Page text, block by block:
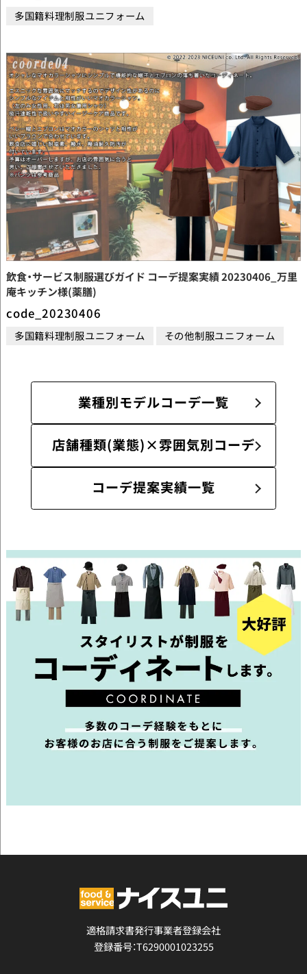
多国籍料理制服ユニフォーム
飲食・サービス制服選びガイド コーデ提案実績 20230406_万里
庵キッチン様(薬膳)
code_20230406
多国籍料理制服ユニフォーム その他制服ユニフォーム
業種別モデルコーデ一覧
店舗種類(業態)×雰囲気別コーデ
コーデ提案実績一覧
適格請求書発行事業者登録会社
登録番号：T6290001023255